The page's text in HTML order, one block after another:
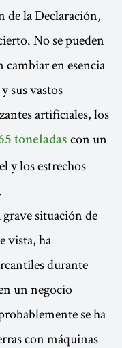
de la Declaración,
No se pueden
cambiar en esencia
sus vastos
artificiales, los
toneladas con un
y los estrechos
situación de
vista, ha
durante
un negocio
se ha
con máquinas